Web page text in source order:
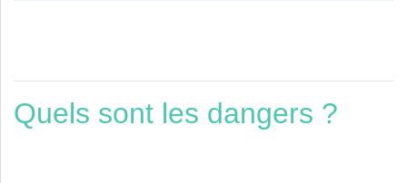
Quels sont les dangers ?